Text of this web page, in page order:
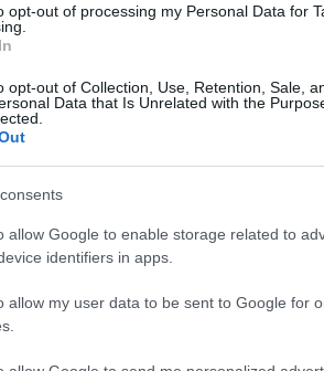
opt-out of processing my Personal Data for
opt-out of Collection, Use, Retention, Sale,
Data that Is Unrelated with the
allow Google to enable storage related to
identifiers in apps.
allow my user data to be sent to Google for
di Madame
sé è Mimì, che ha presentato
La sua versione ha colpito